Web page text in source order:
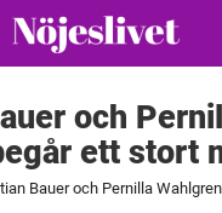
och
ett stort